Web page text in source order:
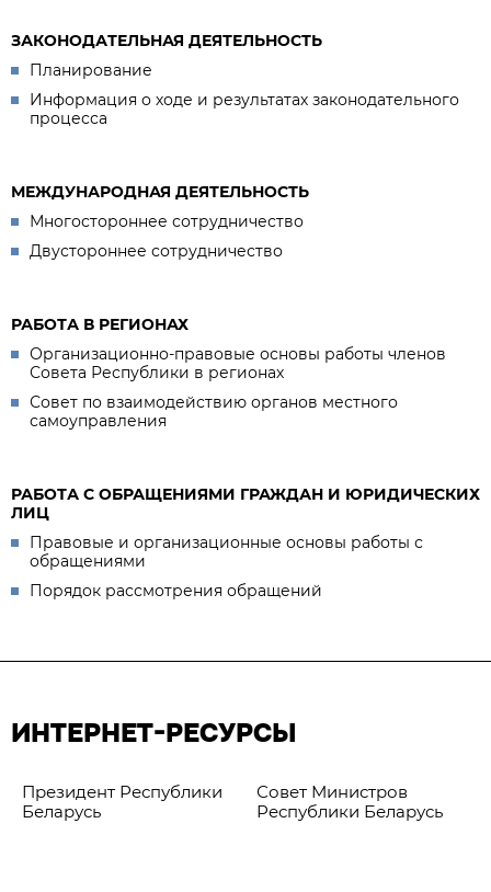
ЗАКОНОДАТЕЛЬНАЯ ДЕЯТЕЛЬНОСТЬ
Планирование
Информация о ходе и результатах законодательного
процесса
МЕЖДУНАРОДНАЯ ДЕЯТЕЛЬНОСТЬ
Многостороннее сотрудничество
Двустороннее сотрудничество
РАБОТА В РЕГИОНАХ
Организационно-правовые основы работы членов
Совета Республики в регионах
Совет по взаимодействию органов местного
самоуправления
РАБОТА С ОБРАЩЕНИЯМИ ГРАЖДАН И ЮРИДИЧЕСКИХ
ЛИЦ
Правовые и организационные основы работы с
обращениями
Порядок рассмотрения обращений
ИНТЕРНЕТ-РЕСУРСЫ
Президент Республики
Беларусь
Совет Министров
Республики Беларусь